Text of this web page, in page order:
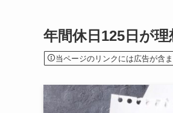
年間休日125日が
当ページのリンクには広告が含ま